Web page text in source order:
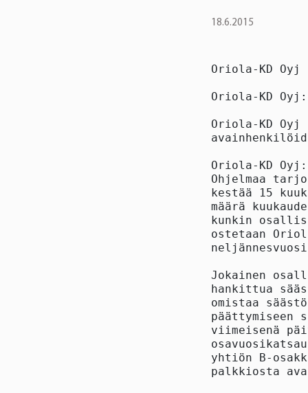
18.6.2015
Oriola-KD
Oriola-KD
Oriola-KD
Oriola-KD
Ohjelmaa
kestää 15
määrä
kunkin
ostetaan
Jokainen
hankittua
omistaa
päättymiseen
viimeisenä
yhtiön B-
palkkiosta